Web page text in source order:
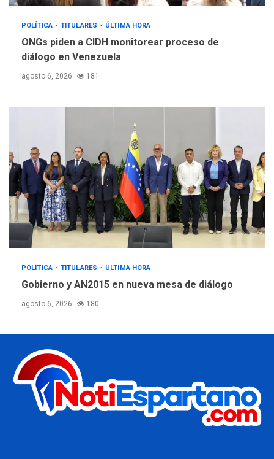
POLÍTICA TITULARES ÚLTIMA HORA
ONGs piden a CIDH monitorear proceso de
diálogo en Venezuela
agosto 6, 2026 181
POLÍTICA TITULARES ÚLTIMA HORA
Gobierno y AN2015 en nueva mesa de diálogo
agosto 6, 2026 180